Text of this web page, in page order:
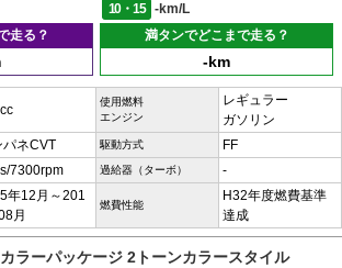
10・15
-km/L
走る？
満タンでどこまで走る？
-km
使用燃料
エンジン
レギュラー
ガソリン
パネCVT 駆動方式 FF
7300rpm 過給器（ターボ） -
年12月～201
月
燃費性能
H32年度燃費基準
達成
ラーパッケージ 2トーンカラースタイル